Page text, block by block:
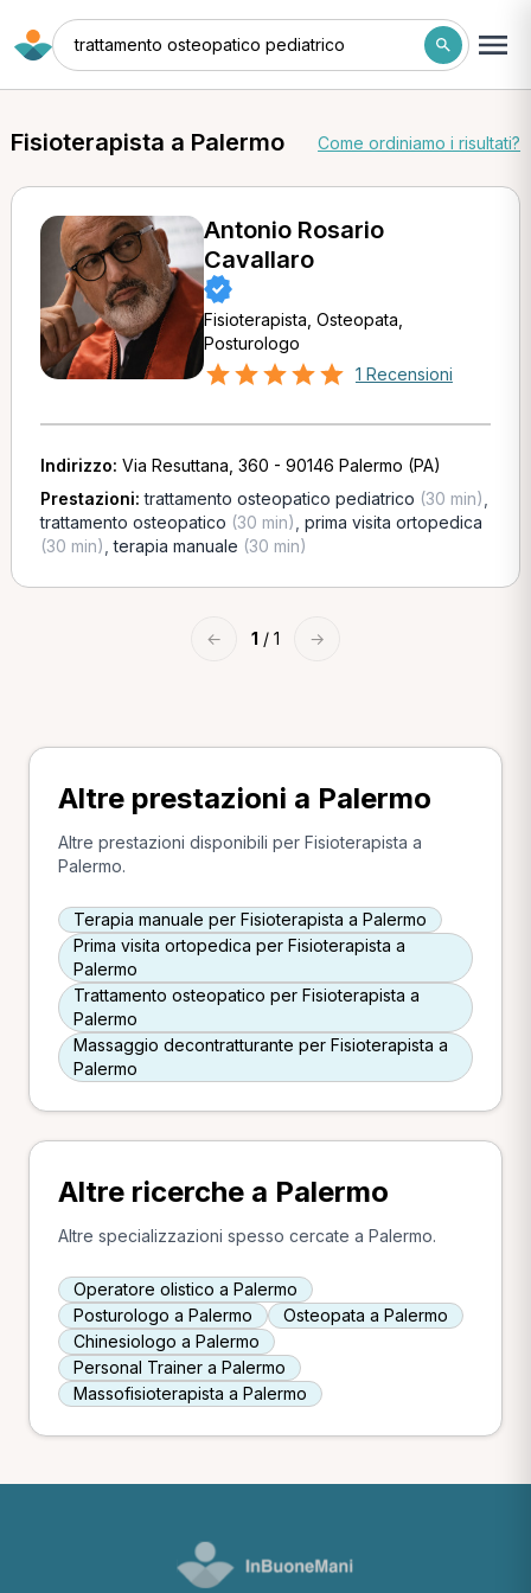
trattamento osteopatico pediatrico
Fisioterapista a Palermo Come ordiniamo i risultati?
Antonio Rosario
Cavallaro
Fisioterapista, Osteopata,
Posturologo
1 Recensioni
Indirizzo: Via Resuttana, 360 - 90146 Palermo (PA)
Prestazioni:trattamento osteopatico pediatrico (30 min)
trattamento osteopatico (30 min) prima visita ortopedica
(30 min) ,terapia manuale (30 min)
← 1 / 1 →
Altre prestazioni a Palermo
Altre prestazioni disponibili per Fisioterapista a
Palermo.
Terapia manuale per Fisioterapista a Palermo
Prima visita ortopedica per Fisioterapista a
Palermo
Trattamento osteopatico per Fisioterapista a
Palermo
Massaggio decontratturante per Fisioterapista a
Palermo
Altre ricerche a Palermo
Altre specializzazioni spesso cercate a Palermo.
Operatore olistico a Palermo
Posturologo a Palermo
Osteopata a Palermo
Chinesiologo a Palermo
Personal Trainer a Palermo
Massofisioterapista a Palermo